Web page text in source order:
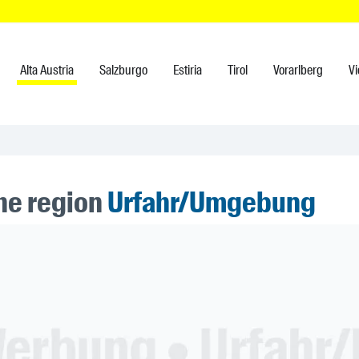
Alta Austria Salzburgo Estiria Tirol Vorarlberg
regionUrfahr/Umgebung